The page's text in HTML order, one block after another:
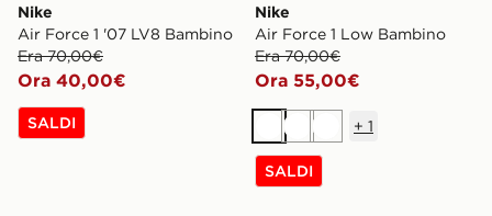
Nike
Air Force 1 '07 LV8 Bambino
Era 70,00€
Ora 40,00€
SALDI
Nike
Air Force 1 Low Bambino
Era 70,00€
Ora 55,00€
BiancoBianco
Bianco
+ 1
SALDI